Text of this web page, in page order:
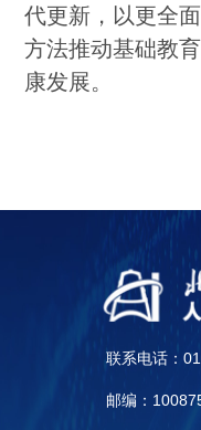
代更新，以更全
方法推动基础教
康发展。
联系电话：
邮编：